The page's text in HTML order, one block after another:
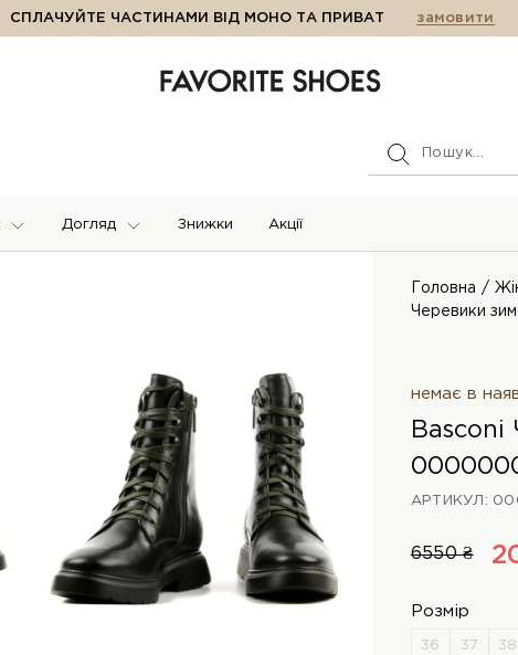
СПЛАЧУЙТЕ ЧАСТИНАМИ ВІД МОНО ТА ПРИВАТ замовити
Догляд Знижки Акції
Головна
Черевики
немає в
Basconi
АРТИКУЛ:
6550 ₴
Розмір